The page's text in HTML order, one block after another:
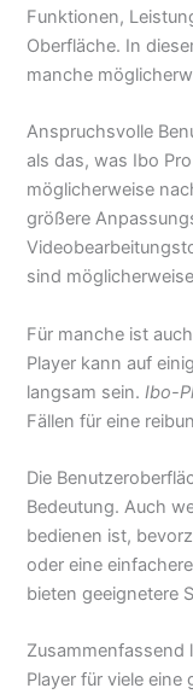
Funktionen,
Oberfläche. In
manche
Anspruchsvolle
als das, was Ibo
möglicherweise
größere
sind
Für manche ist
Player kann auf
langsam sein.Ibo-
Fällen für eine
Die
Bedeutung. Auch
bedienen ist,
oder eine
bieten geeignetere
Zusammenfassend
Player für viele eine